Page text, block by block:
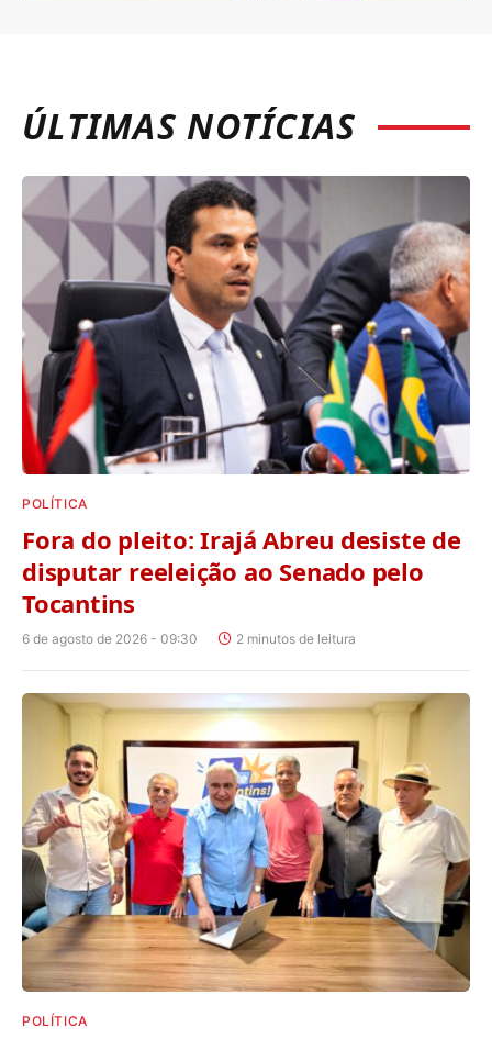
ÚLTIMAS NOTÍCIAS
POLÍTICA
Fora do pleito: Irajá Abreu desiste de
disputar reeleição ao Senado pelo
Tocantins
6 de agosto de 2026 - 09:30 2 minutos de leitura
POLÍTICA